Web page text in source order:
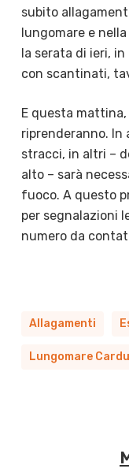
subito
lungomare e
la serata di ieri,
con scantinati,
E questa
riprenderanno. In
stracci, in altri –
alto – sarà
fuoco. A questo
per segnalazioni
numero da
Allagamenti
Lungomare